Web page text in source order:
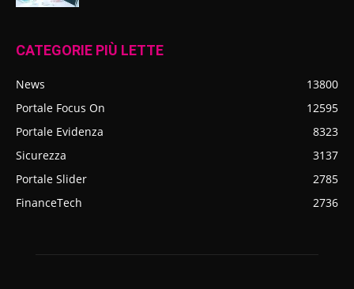
CATEGORIE PIÙ LETTE
News
13800
Portale Focus On
12595
Portale Evidenza
8323
Sicurezza
3137
Portale Slider
2785
FinanceTech
2736